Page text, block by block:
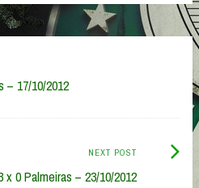
– 17/10/2012
NEXT POST
x 0 Palmeiras – 23/10/2012
Next